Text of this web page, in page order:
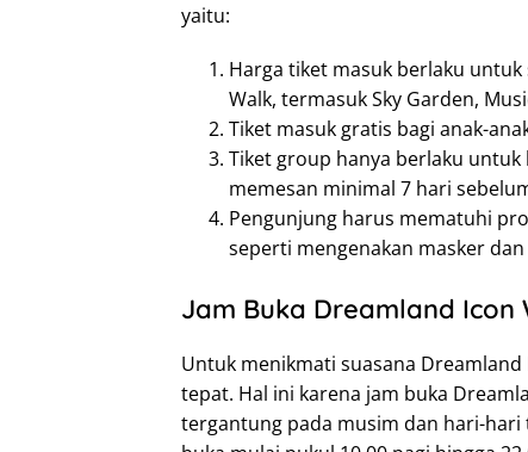
yaitu:
Harga tiket masuk berlaku
Walk, termasuk Sky Garden,
Tiket masuk gratis bagi anak-
Tiket group hanya berlaku untuk
memesan minimal 7 hari
Pengunjung harus mematuhi
seperti mengenakan masker
Jam Buka Dreamland Icon
Untuk menikmati suasana
tepat. Hal ini karena jam buka
tergantung pada musim dan hari-